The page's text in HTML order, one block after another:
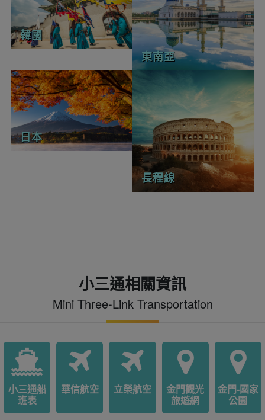
韓國
東南亞
日本
長程線
小三通相關資訊
Mini Three-Link Transportation
小三通船
班表
華信航空 立榮航空
金門觀光
旅遊網
金門-國家
公園